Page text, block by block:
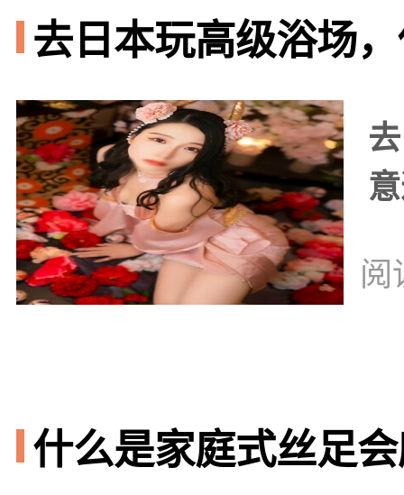
去日本玩高级浴场
阅
什么是家庭式丝足